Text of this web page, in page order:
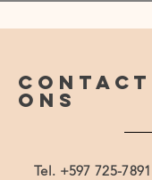
CONTACT
ONS
Tel. +597 725-7891